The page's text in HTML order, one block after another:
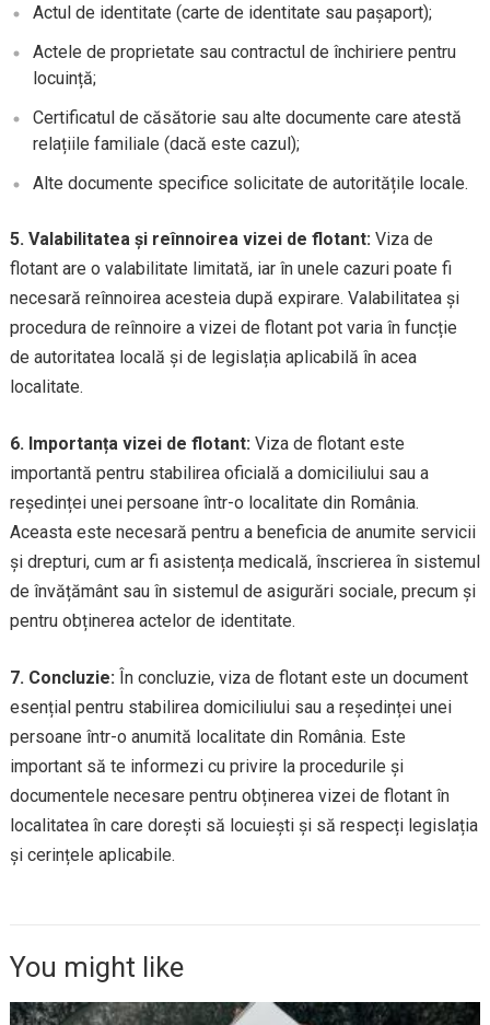
Actul de identitate (carte de identitate sau pașaport);
Actele de proprietate sau contractul de închiriere pentru
locuință;
Certificatul de căsătorie sau alte documente care atestă
relațiile familiale (dacă este cazul);
Alte documente specifice solicitate de autoritățile locale.
5. Valabilitatea și reînnoirea vizei de flotant: Viza de
flotant are o valabilitate limitată, iar în unele cazuri poate fi
necesară reînnoirea acesteia după expirare. Valabilitatea și
procedura de reînnoire a vizei de flotant pot varia în funcție
de autoritatea locală și de legislația aplicabilă în acea
localitate.
6. Importanța vizei de flotant: Viza de flotant este
importantă pentru stabilirea oficială a domiciliului sau a
reședinței unei persoane într-o localitate din România.
Aceasta este necesară pentru a beneficia de anumite servicii
și drepturi, cum ar fi asistența medicală, înscrierea în sistemul
de învățământ sau în sistemul de asigurări sociale, precum și
pentru obținerea actelor de identitate.
7. Concluzie: În concluzie, viza de flotant este un document
esențial pentru stabilirea domiciliului sau a reședinței unei
persoane într-o anumită localitate din România. Este
important să te informezi cu privire la procedurile și
documentele necesare pentru obținerea vizei de flotant în
localitatea în care dorești să locuiești și să respecți legislația
și cerințele aplicabile.
You might like